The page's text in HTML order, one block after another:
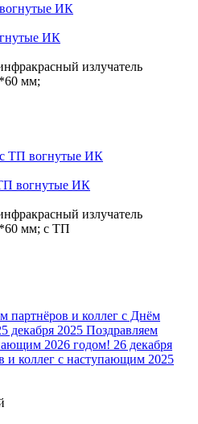
ИК
излучатель
мм;
вогнутые ИК
излучатель
мм; с ТП
партнёров и коллег с Днём
декабря 2025 Поздравляем
2026 годом! 26 декабря
и коллег с наступающим 2025